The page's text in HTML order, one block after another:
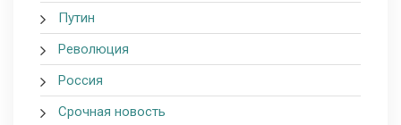
Путин
Революция
Россия
Срочная новость